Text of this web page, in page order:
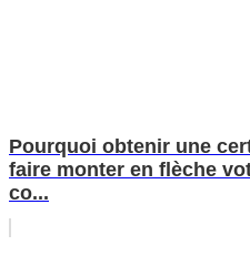
Pourquoi obtenir une
faire monter en flèche
co...